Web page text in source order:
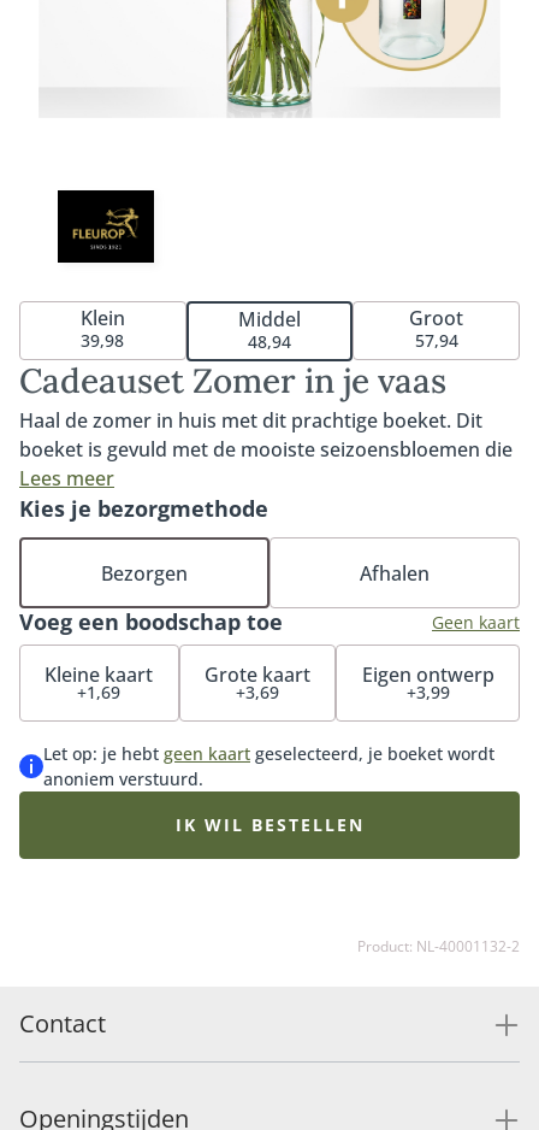
Cadeauset Zomer in je vaas
Haal de zomer in huis met dit prachtige boeket. Dit
boeket is gevuld met de mooiste seizoensbloemen die
samen een kleurrijk en geurig geheel vormen. Met
liefde samengesteld door de lokale Fleurop bloemist
en altijd met de meest dagverse bloemen. Geleverd
inclusief vaas. Voor de ultieme verrassing!
Lees meer
Klein
39,98
Middel
48,94
Groot
57,94
Voeg een boodschap toe Geen kaart
Kleine kaart
+1,69
Grote kaart
+3,69
Eigen ontwerp
+3,99
Let op: je hebt geen kaart geselecteerd, je boeket wordt
anoniem verstuurd.
Kies je bezorgmethode
Bezorgen Afhalen
IK WIL BESTELLEN
Product: NL-40001132-2
Contact
Openingstijden